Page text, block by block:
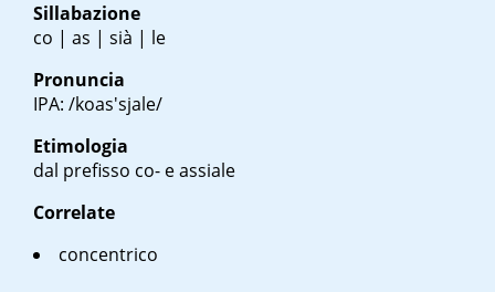
Sillabazione
co | as | sià | le
Pronuncia
IPA: /koas'sjale/
Etimologia
dal prefisso co- e assiale
Correlate
concentrico